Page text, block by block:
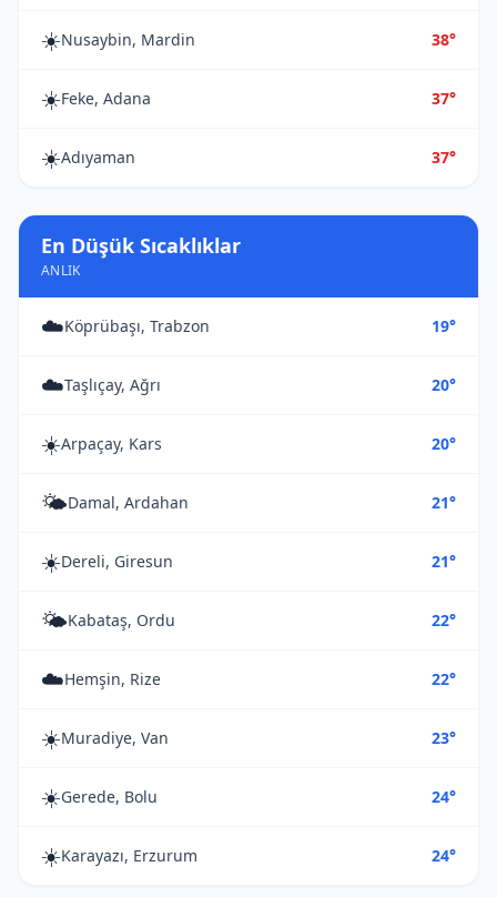
☀️Nusaybin, Mardin 38°
☀️Feke, Adana 37°
☀️Adıyaman 37°
En Düşük Sıcaklıklar
ANLIK
☁️Köprübaşı, Trabzon 19°
☁️Taşlıçay, Ağrı 20°
☀️Arpaçay, Kars 20°
🌤️Damal, Ardahan 21°
☀️Dereli, Giresun 21°
🌤️Kabataş, Ordu 22°
☁️Hemşin, Rize 22°
☀️Muradiye, Van 23°
☀️Gerede, Bolu 24°
☀️Karayazı, Erzurum 24°